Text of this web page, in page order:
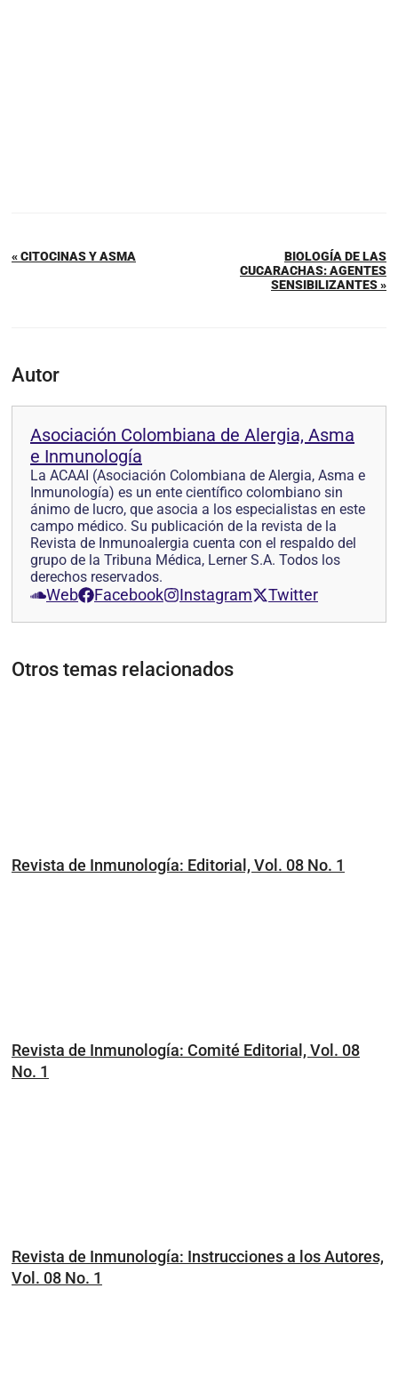
« CITOCINAS Y ASMA
BIOLOGÍA DE LAS
CUCARACHAS: AGENTES
SENSIBILIZANTES »
Autor
Asociación Colombiana de Alergia, Asma
e Inmunología
La ACAAI (Asociación Colombiana de Alergia, Asma e
Inmunología) es un ente científico colombiano sin
ánimo de lucro, que asocia a los especialistas en este
campo médico. Su publicación de la revista de la
Revista de Inmunoalergia cuenta con el respaldo del
grupo de la Tribuna Médica, Lerner S.A. Todos los
derechos reservados.
Web Facebook Instagram Twitter
Otros temas relacionados
Revista de Inmunología: Editorial, Vol. 08 No. 1
Revista de Inmunología: Comité Editorial, Vol. 08
No. 1
Revista de Inmunología: Instrucciones a los Autores,
Vol. 08 No. 1